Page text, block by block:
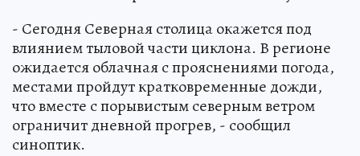
- Сегодня Северная столица окажется под
влиянием тыловой части циклона. В регионе
ожидается облачная с прояснениями погода,
местами пройдут кратковременные дожди,
что вместе с порывистым северным ветром
ограничит дневной прогрев, - сообщил
синоптик.